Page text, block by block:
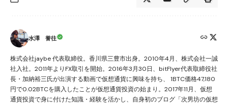
水澤 誉往
株式会社jaybe 代表取締役。香川県三豊市出身。2010年4月、株式会社一誠
社入社。2011年よりFX取引を開始。2016年3月30日、bitFlyer代表取締役社
長・加納裕三氏が出演する動画で仮想通貨に興味を持ち、 1BTC価格47,180
円で0.02BTCを購入したことが仮想通貨投資の始まり。2017年11月、仮想
通貨投資で身に付けた知識・経験を活かし、自身初のブログ「次男坊の仮想